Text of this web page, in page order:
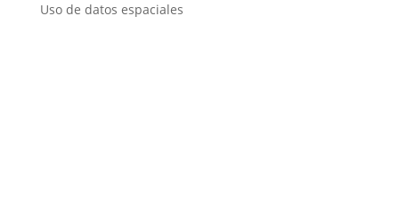
Uso de datos espaciales